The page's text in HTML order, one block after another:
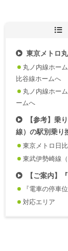
東京メトロ
丸ノ内線ホー
比谷線ホームへ
丸ノ内線ホー
ームへ
【参考】乗
線）の駅別乗り
東京メトロ日
東武伊勢崎線
【ご案内】
『電車の停車
対応エリア